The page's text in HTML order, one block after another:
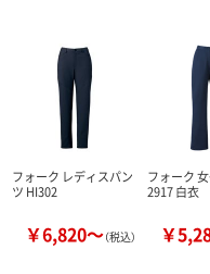
フォーク レディスパン
ツ HI302
￥6,820～（税込）
フォーク
2917 白衣
￥